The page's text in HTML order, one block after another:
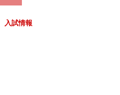
入試情報